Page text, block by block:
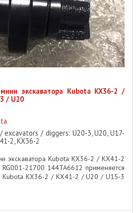
экскаватора Kubota KX36-2 /
/ U20
excavators / diggers: U20-3, U20, U17-
2, KX36-2
экскаватора Kubota KX36-2 / KX41-2
RG001-21700 144TA6612 применяется
Kubota KX36-2 / KX41-2 / U20 / U15-3